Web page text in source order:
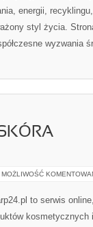
energii,
styl życia.
wyzwania
MOŻLIWOŚĆ
to serwis
kosmetycznych